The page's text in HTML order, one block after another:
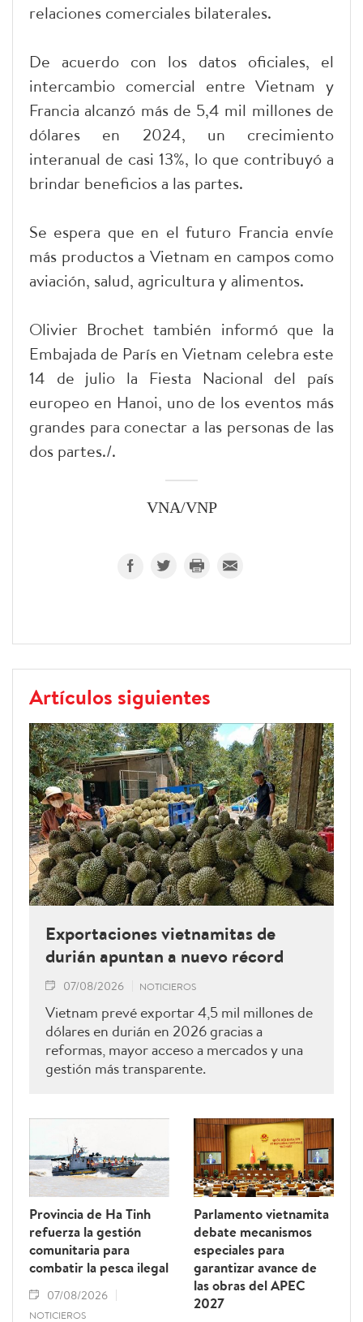
relaciones comerciales bilaterales.
De acuerdo con los datos oficiales, el
intercambio comercial entre Vietnam y
Francia alcanzó más de 5,4 mil millones de
dólares en 2024, un crecimiento
interanual de casi 13%, lo que contribuyó a
brindar beneficios a las partes.
Se espera que en el futuro Francia envíe
más productos a Vietnam en campos como
aviación, salud, agricultura y alimentos.
Olivier Brochet también informó que la
Embajada de París en Vietnam celebra este
14 de julio la Fiesta Nacional del país
europeo en Hanoi, uno de los eventos más
grandes para conectar a las personas de las
dos partes./.
VNA/VNP
Artículos siguientes
Exportaciones vietnamitas de
durián apuntan a nuevo récord
07/08/2026 NOTICIEROS
Vietnam prevé exportar 4,5 mil millones de
dólares en durián en 2026 gracias a
reformas, mayor acceso a mercados y una
gestión más transparente.
Provincia de Ha Tinh
refuerza la gestión
comunitaria para
combatir la pesca ilegal
07/08/2026
NOTICIEROS
Parlamento vietnamita
debate mecanismos
especiales para
garantizar avance de
las obras del APEC
2027